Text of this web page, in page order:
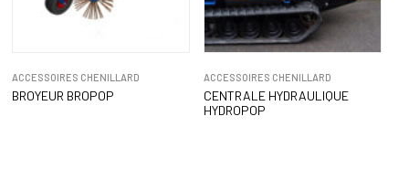
ACCESSOIRES CHENILLARD
BROYEUR BROPOP
ACCESSOIRES CHENILLARD
CENTRALE HYDRAULIQUE
HYDROPOP